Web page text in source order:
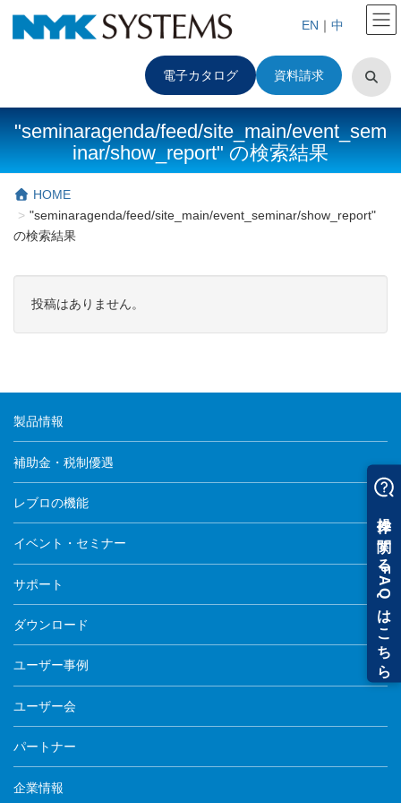
EN ｜ 中
電子カタログ 資料請求
"seminaragenda/feed/site_main/event_sem
inar/show_report" の検索結果
HOME
"seminaragenda/feed/site_main/event_seminar/show_report"
の検索結果
投稿はありません。
製品情報
補助金・税制優遇
レブロの機能
イベント・セミナー
サポート
ダウンロード
ユーザー事例
ユーザー会
パートナー
企業情報